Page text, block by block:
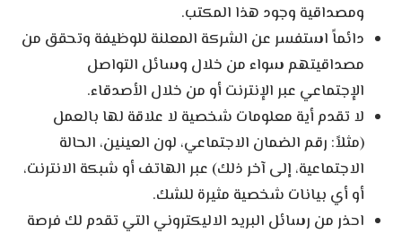
ومصداقية وجود هذا المكتب.
دائماً استفسر عن الشركة المعلنة للوظيفة وتحقق من
مصداقيتهم سواء من خلال وسائل التواصل
الإجتماعي عبر الإنترنت أو من خلال الأصدقاء.
لا تقدم أية معلومات شخصية لا علاقة لها بالعمل
(مثلاً: رقم الضمان الاجتماعي، لون العينين، الحالة
الاجتماعية، إلى آخر ذلك) عبر الهاتف أو شبكة الانترنت،
أو أي بيانات شخصية مثيرة للشك.
احذر من رسائل البريد الاليكتروني التي تقدم لك فرصة